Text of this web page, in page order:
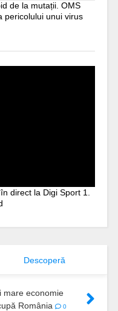
de la mutații. OMS
pericolului unui virus
direct la Digi Sport 1.
Descoperă
mare economie
România
0